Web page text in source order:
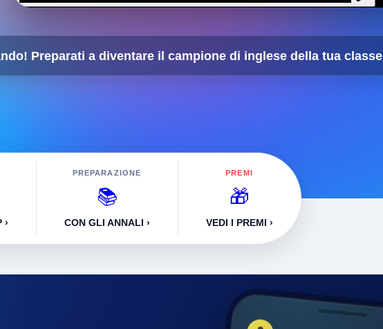
Preparati a diventare il campione di inglese della tua classe
›
PREPARAZIONE
📚
CON GLI ANNALI ›
PREMI
🎁
VEDI I PREMI ›